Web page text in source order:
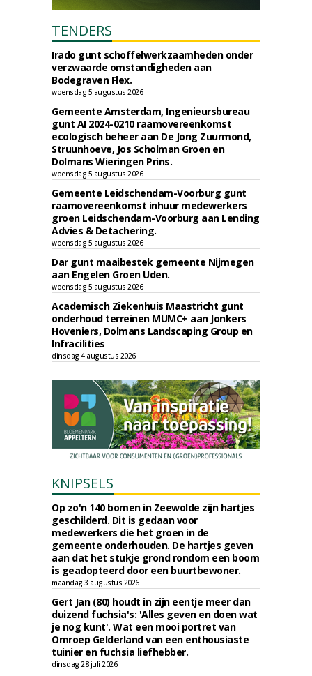
TENDERS
Irado gunt schoffelwerkzaamheden onder
verzwaarde omstandigheden aan
Bodegraven Flex.
woensdag 5 augustus 2026
Gemeente Amsterdam, Ingenieursbureau
gunt AI 2024-0210 raamovereenkomst
ecologisch beheer aan De Jong Zuurmond,
Struunhoeve, Jos Scholman Groen en
Dolmans Wieringen Prins.
woensdag 5 augustus 2026
Gemeente Leidschendam-Voorburg gunt
raamovereenkomst inhuur medewerkers
groen Leidschendam-Voorburg aan Lending
Advies & Detachering.
woensdag 5 augustus 2026
Dar gunt maaibestek gemeente Nijmegen
aan Engelen Groen Uden.
woensdag 5 augustus 2026
Academisch Ziekenhuis Maastricht gunt
onderhoud terreinen MUMC+ aan Jonkers
Hoveniers, Dolmans Landscaping Group en
Infracilities
dinsdag 4 augustus 2026
KNIPSELS
Op zo'n 140 bomen in Zeewolde zijn hartjes
geschilderd. Dit is gedaan voor
medewerkers die het groen in de
gemeente onderhouden. De hartjes geven
aan dat het stukje grond rondom een boom
is geadopteerd door een buurtbewoner.
maandag 3 augustus 2026
Gert Jan (80) houdt in zijn eentje meer dan
duizend fuchsia's: 'Alles geven en doen wat
je nog kunt'. Wat een mooi portret van
Omroep Gelderland van een enthousiaste
tuinier en fuchsia liefhebber.
dinsdag 28 juli 2026